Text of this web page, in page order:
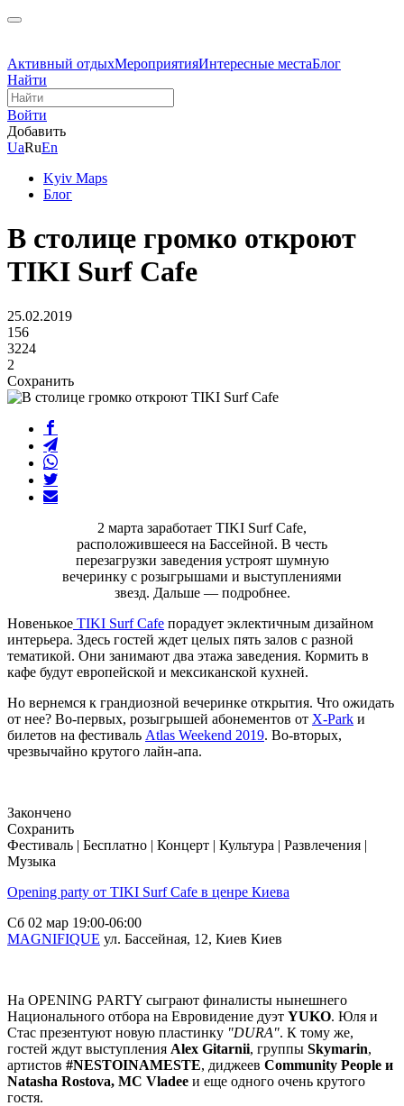
Активный отдыхМероприятияИнтересные местаБлог
Найти
Войти
Добавить
UaRuEn
Kyiv Maps
Блог
В столице громко откроют
TIKI Surf Cafe
25.02.2019
156
3224
2
Сохранить
2 марта заработает TIKI Surf Cafe,
расположившееся на Бассейной. В честь
перезагрузки заведения устроят шумную
вечеринку с розыгрышами и выступлениями
звезд. Дальше — подробнее.
Новенькое TIKI Surf Cafe порадует эклектичным дизайном
интерьера. Здесь гостей ждет целых пять залов с разной
тематикой. Они занимают два этажа заведения. Кормить в
кафе будут европейской и мексиканской кухней.
Но вернемся к грандиозной вечеринке открытия. Что ожидать
от нее? Во-первых, розыгрышей абонементов от X-Park и
билетов на фестиваль Atlas Weekend 2019. Во-вторых,
чрезвычайно крутого лайн-апа.
Закончено
Сохранить
Фестиваль | Бесплатно | Концерт | Культура | Развлечения |
Музыка
Opening party от TIKI Surf Cafe в ценре Киева
Сб 02 мар 19:00-06:00
MAGNIFIQUE ул. Бассейная, 12, Киев Киев
На OPENING PARTY сыграют финалисты нынешнего
Национального отбора на Евровидение дуэт YUKO. Юля и
Стас презентуют новую пластинку "DURA". К тому же,
гостей ждут выступления Alex Gitarnii, группы Skymarin,
артистов #NESTOINAMESTE, диджеев Community People и
Natasha Rostova, MC Vladee и еще одного очень крутого
гостя.